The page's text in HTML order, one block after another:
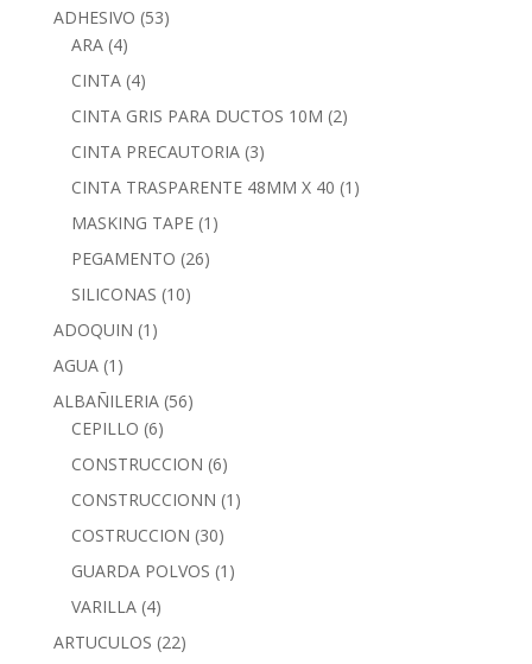
ADHESIVO (53)
ARA (4)
CINTA (4)
CINTA GRIS PARA DUCTOS 10M (2)
CINTA PRECAUTORIA (3)
CINTA TRASPARENTE 48MM X 40 (1)
MASKING TAPE (1)
PEGAMENTO (26)
SILICONAS (10)
ADOQUIN (1)
AGUA (1)
ALBAÑILERIA (56)
CEPILLO (6)
CONSTRUCCION (6)
CONSTRUCCIONN (1)
COSTRUCCION (30)
GUARDA POLVOS (1)
VARILLA (4)
ARTUCULOS (22)